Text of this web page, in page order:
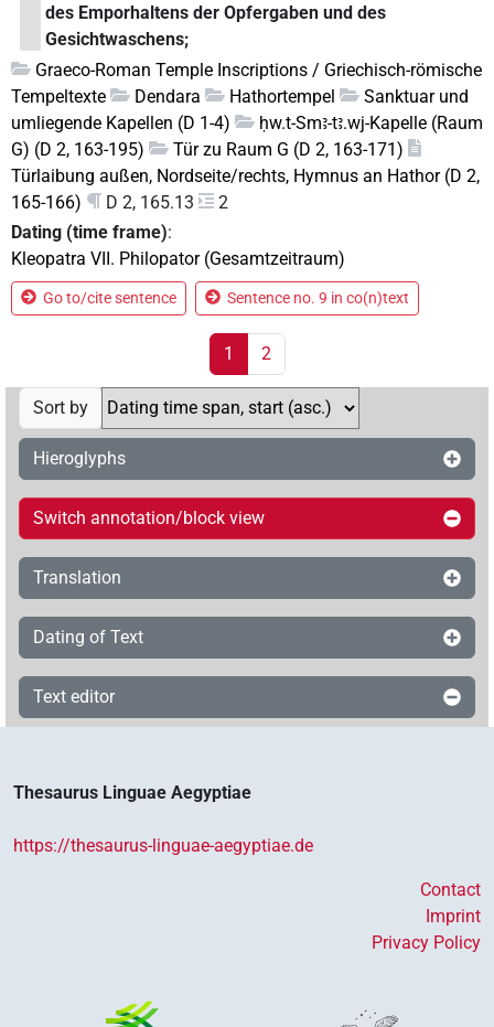
des Emporhaltens der Opfergaben und des
Gesichtwaschens;
Graeco-Roman Temple Inscriptions / Griechisch-römische
Tempeltexte
Dendara Hathortempel
Sanktuar und
umliegende Kapellen (D 1-4)
ḥw.t-Smꜣ-tꜣ.wj-Kapelle (Raum
G) (D 2, 163-195)
Tür zu Raum G (D 2, 163-171)
Türlaibung außen, Nordseite/rechts, Hymnus an Hathor (D 2,
165-166)
D 2, 165.13
2
Dating (time frame):
Kleopatra VII. Philopator (Gesamtzeitraum)
Go to/cite sentence Sentence no. 9 in co(n)text
1 2
Sort by
Hieroglyphs
Switch annotation/block view
Translation
Dating of Text
Text editor
Thesaurus Linguae Aegyptiae
https://thesaurus-linguae-aegyptiae.de
Contact
Imprint
Privacy Policy